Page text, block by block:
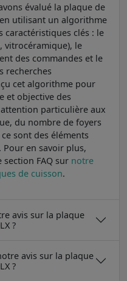
évalué la plaque de
utilisant un algorithme
clés : le
vitrocéramique), le
des commandes et le
recherches
cet algorithme pour
et objective des
particulière aux
du nombre de foyers
sont des éléments
en savoir plus,
FAQ sur notre
de cuisson.
avis sur la plaque
?
avis sur la plaque
?